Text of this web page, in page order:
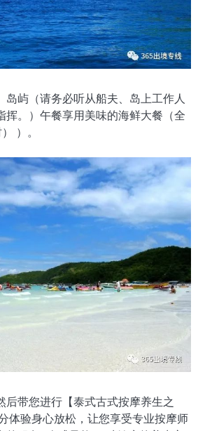
岛屿（请务必听从船夫、岛上工作人
挥。）午餐享用美味的海鲜大餐（全
）。
后带您进行【泰式古式按摩养生之
体验身心放松，让您享受专业按摩师